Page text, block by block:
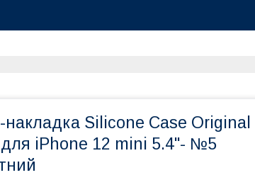
накладка Silicone Case Original
iPhone 12 mini 5.4"- №5